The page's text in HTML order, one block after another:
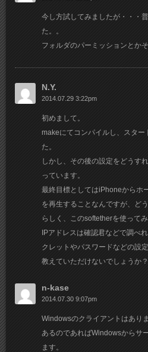
今し方試してみましたが・・・
た。。
フォルダのパーミッションとか
N.Y.
2014.07.29 3:22pm
初めまして。
makeにてコンパイルし、スター
た。
しかし、その後の設定をどうす
っています。
最終目標としてはiPhoneからホ
を再生することなんですが、ど
らしく、このsoftetherを使ってみ
IPアドレスは確認君などで調べ
クレットやパスワードなどの設
教えていただけないでしょうか？
n-kase
2014.07.30 9:07pm
Windowsのクライアントはあり
あるのであればWindowsからサ
ます。